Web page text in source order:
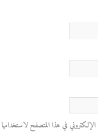
في هذا المتصفح لاستخدامها